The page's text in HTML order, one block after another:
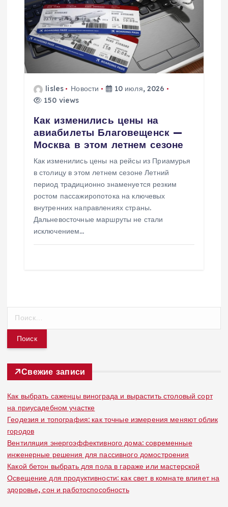
lisles Новости
10 июля, 2026
150 views
Как изменились цены на
авиабилеты Благовещенск —
Москва в этом летнем сезоне
Как изменились цены на рейсы из Приамурья
в столицу в этом летнем сезоне Летний
период традиционно знаменуется резким
ростом пассажиропотока на ключевых
внутренних направлениях страны.
Дальневосточные маршруты не стали
исключением…
т
Свежие записи
Как выбрать саженцы винограда и вырастить столовый сорт
на приусадебном участке
Геодезия и топография: как точные измерения меняют облик
городов
Вентиляция энергоэффективного дома: современные
инженерные решения для пассивного домостроения
Какой бетон выбрать для пола в гараже или мастерской
Освещение для продуктивности: как свет в комнате влияет на
здоровье, сон и работоспособность